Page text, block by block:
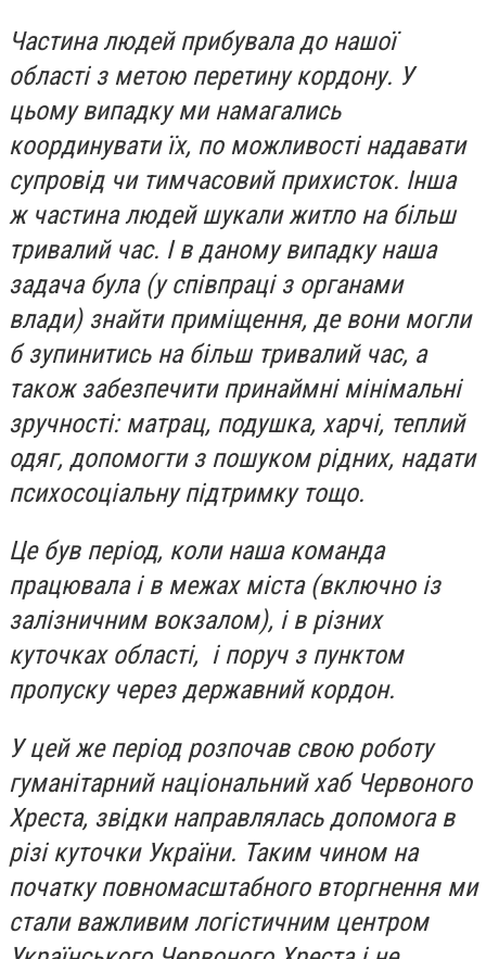
Частина людей прибувала до нашої
області з метою перетину кордону. У
цьому випадку ми намагались
координувати їх, по можливості надавати
супровід чи тимчасовий прихисток. Інша
ж частина людей шукали житло на більш
тривалий час. І в даному випадку наша
задача була (у співпраці з органами
влади) знайти приміщення, де вони могли
б зупинитись на більш тривалий час, а
також забезпечити принаймні мінімальні
зручності: матрац, подушка, харчі, теплий
одяг, допомогти з пошуком рідних, надати
психосоціальну підтримку тощо.
Це був період, коли наша команда
працювала і в межах міста (включно із
залізничним вокзалом), і в різних
куточках області, і поруч з пунктом
пропуску через державний кордон.
У цей же період розпочав свою роботу
гуманітарний національний хаб Червоного
Хреста, звідки направлялась допомога в
різі куточки України. Таким чином на
початку повномасштабного вторгнення ми
стали важливим логістичним центром